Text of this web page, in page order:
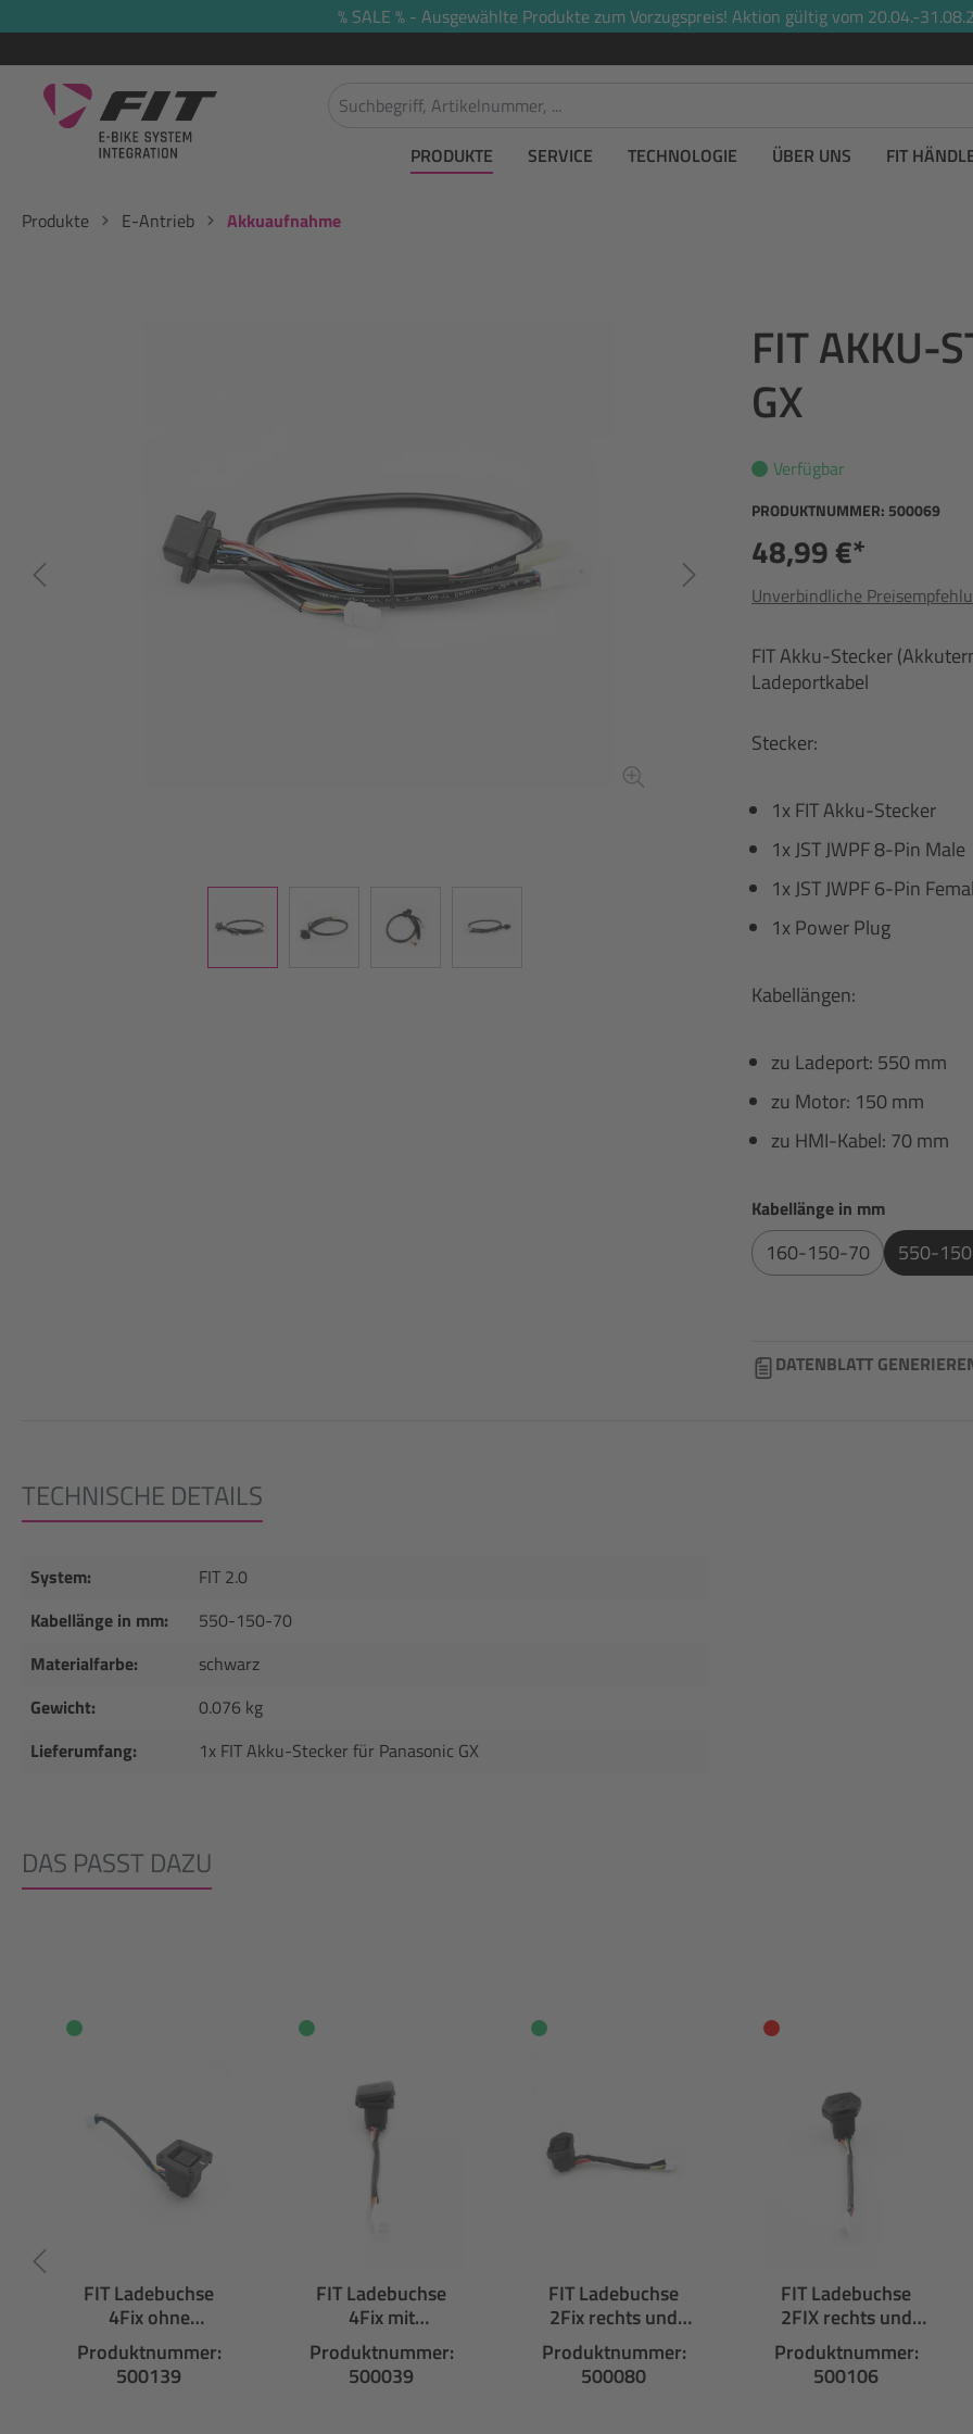
% SALE % - Ausgewählte Produkte zum Vorzugspreis! Aktion gültig vom 20.04.-
PRODUKTE SERVICE TECHNOLOGIE ÜBER UNS FIT
Produkte E-Antrieb Akkuaufnahme
FIT AKKU-
GX
Verfügbar
PRODUKTNUMMER: 500069
48,99 €*
Unverbindliche
FIT Akku-Stecker
Ladeportkabel
Stecker:
1x FIT Akku-Stecker
1x JST JWPF 8-Pin Male
1x JST JWPF 6-Pin
1x Power Plug
Kabellängen:
zu Ladeport: 550 mm
zu Motor: 150 mm
zu HMI-Kabel: 70 mm
Kabellänge in mmauswählen
160-150-70
550-
DATENBLATT
TECHNISCHE DETAILS
System:
FIT 2.0
Kabellänge in mm:
550-150-70
Materialfarbe:
schwarz
Gewicht:
0.076 kg
Lieferumfang:
1x FIT Akku-Stecker für Panasonic GX
DAS PASST DAZU
FIT Ladebuchse
4Fix ohne
Gummikappe
Produktnummer:
500139
FIT Ladebuchse
4Fix mit
Gummikappe
Produktnummer:
500039
FIT Ladebuchse
2Fix rechts und
links
Produktnummer:
500080
FIT Ladebuchse
2FIX rechts und
links mit
Gummikappe
Produktnummer:
500106